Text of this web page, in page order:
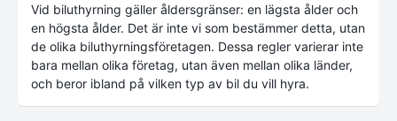
Vid biluthyrning gäller åldersgränser: en lägsta ålder och
en högsta ålder. Det är inte vi som bestämmer detta, utan
de olika biluthyrningsföretagen. Dessa regler varierar inte
bara mellan olika företag, utan även mellan olika länder,
och beror ibland på vilken typ av bil du vill hyra.